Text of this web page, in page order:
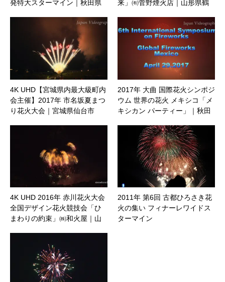
発特大スターマイン｜秋田県
来」㈲菅野煙火店｜山形県鶴
4K UHD【宮城県内最大級町内
会主催】2017年 市名坂夏まつ
り花火大会｜宮城県仙台市
2017年 大曲 国際花火シンポジ
ウム 世界の花火 メキシコ「メ
キシカン パーティー」｜秋田
4K UHD 2016年 赤川花火大会
全国デザイン花火競技会「ひ
まわりの約束」㈱和火屋｜山
2011年 第6回 古都ひろさき花
火の集い フィナーレワイドス
ターマイン